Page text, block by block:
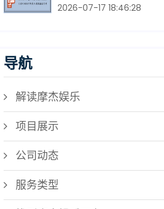
2026-07-17 18:46:28
导航
解读摩杰娱乐
项目展示
公司动态
服务类型